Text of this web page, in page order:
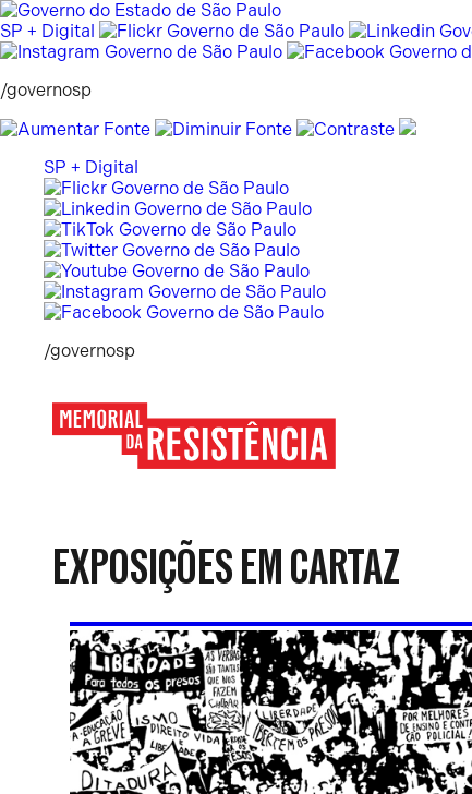
Pular
para
o
SP + Digital
/governosp
SP + Digital
/governosp
EXPOSIÇÕES EM CARTAZ